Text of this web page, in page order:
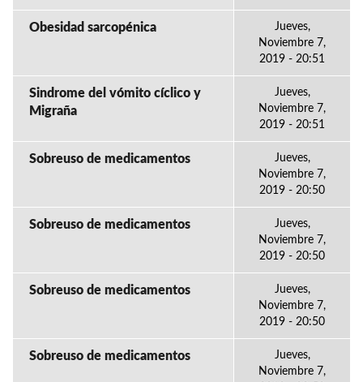
Obesidad sarcopénica
Jueves,
Noviembre 7,
2019 - 20:51
Sindrome del vómito cíclico y
Migraña
Jueves,
Noviembre 7,
2019 - 20:51
Sobreuso de medicamentos
Jueves,
Noviembre 7,
2019 - 20:50
Sobreuso de medicamentos
Jueves,
Noviembre 7,
2019 - 20:50
Sobreuso de medicamentos
Jueves,
Noviembre 7,
2019 - 20:50
Sobreuso de medicamentos
Jueves,
Noviembre 7,